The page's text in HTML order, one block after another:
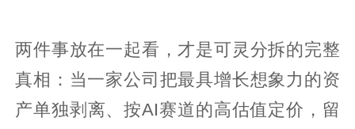
两件事放在一起看，才是可灵分拆的完整
真相：当一家公司把最具增长想象力的资
产单独剥离、按AI赛道的高估值定价，留